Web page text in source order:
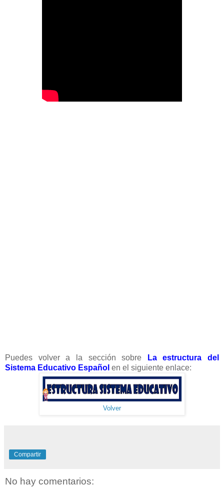
Puedes volver a la sección sobre
La estructura del
Sistema Educativo Español en el siguiente enlace:
Volver
Compartir
No hay comentarios: